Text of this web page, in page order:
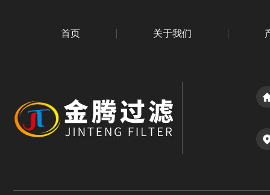
首页 关于我们